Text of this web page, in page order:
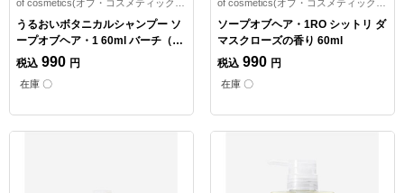
うるおいボタニカルシャンプー ソ
ープオブヘア・1 60ml バーチ（白
樺）の香り
税込 990 円
在庫 〇
ソープオブヘア・1RO シットリ ダ
マスクローズの香り 60ml
税込 990 円
在庫 〇